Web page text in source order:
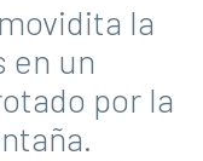
la
en un
por la